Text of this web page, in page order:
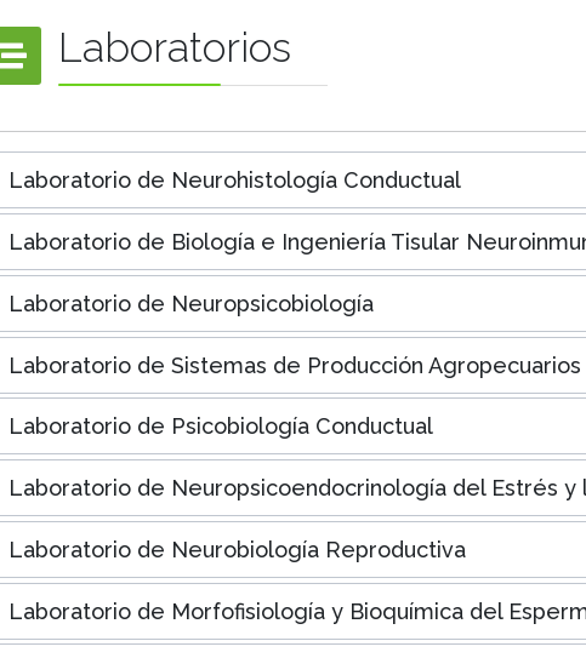
Laboratorios
Laboratorio de Neurohistología Conductual
Laboratorio de Biología e Ingeniería Tisular
Laboratorio de Neuropsicobiología
Laboratorio de Sistemas de Producción Agropecuarios
Laboratorio de Psicobiología Conductual
Laboratorio de Neuropsicoendocrinología del Estrés y
Laboratorio de Neurobiología Reproductiva
Laboratorio de Morfofisiología y Bioquímica del